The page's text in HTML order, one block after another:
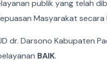
publik yang telah
Masyarakat secara
dr. Darsono Kabupaten
BAIK.